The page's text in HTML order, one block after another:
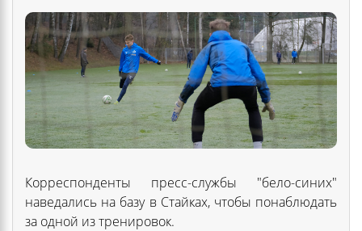
Корреспонденты пресс-службы "бело-синих"
наведались на базу в Стайках, чтобы понаблюдать
за одной из тренировок.